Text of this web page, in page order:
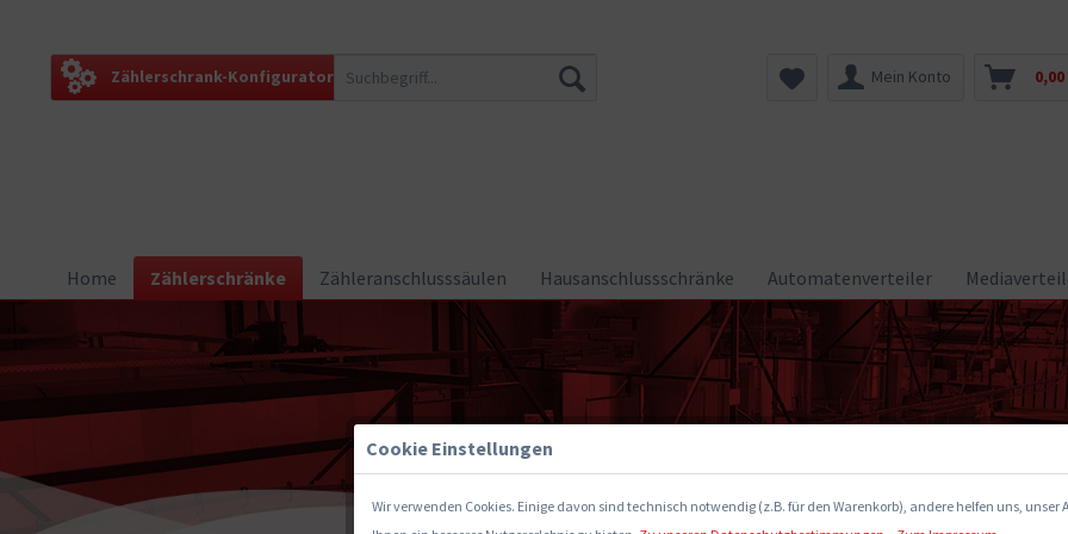
Zählerschrank-Konfigurator Mein Konto
Home Zählerschränke Zähleranschlusssäulen Hausanschlussschränke Automatenverteiler
Cookie Einstellungen
Wir verwenden Cookies. Einige davon sind technisch notwendig (z.B. für den Warenkorb), andere helfen uns, unser